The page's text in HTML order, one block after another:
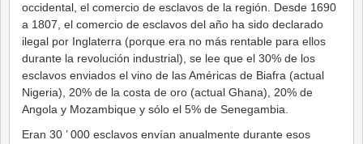
occidental, el comercio de esclavos de la región. Desde 1690
a 1807, el comercio de esclavos del año ha sido declarado
ilegal por Inglaterra (porque era no más rentable para ellos
durante la revolución industrial), se lee que el 30% de los
esclavos enviados el vino de las Américas de Biafra (actual
Nigeria), 20% de la costa de oro (actual Ghana), 20% de
Angola y Mozambique y sólo el 5% de Senegambia.
Eran 30 ’ 000 esclavos envían anualmente durante esos